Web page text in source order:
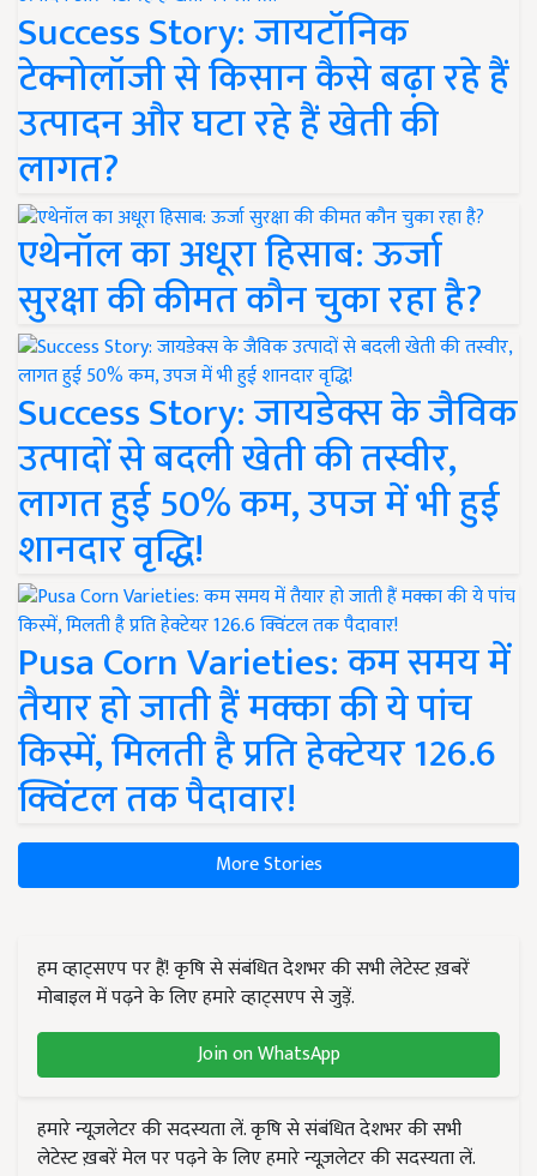
Success Story: जायटॉनिक
टेक्नोलॉजी से किसान कैसे बढ़ा रहे हैं
उत्पादन और घटा रहे हैं खेती की
लागत?
एथेनॉल का अधूरा हिसाब: ऊर्जा
सुरक्षा की कीमत कौन चुका रहा है?
Success Story: जायडेक्स के जैविक
उत्पादों से बदली खेती की तस्वीर,
लागत हुई 50% कम, उपज में भी हुई
शानदार वृद्धि!
Pusa Corn Varieties: कम समय में
तैयार हो जाती हैं मक्का की ये पांच
किस्में, मिलती है प्रति हेक्टेयर 126.6
क्विंटल तक पैदावार!
More Stories
हम व्हाट्सएप पर हैं! कृषि से संबंधित देशभर की सभी लेटेस्ट ख़बरें
मोबाइल में पढ़ने के लिए हमारे व्हाट्सएप से जुड़ें.
Join on WhatsApp
हमारे न्यूज़लेटर की सदस्यता लें. कृषि से संबंधित देशभर की सभी
लेटेस्ट ख़बरें मेल पर पढ़ने के लिए हमारे न्यूज़लेटर की सदस्यता लें.